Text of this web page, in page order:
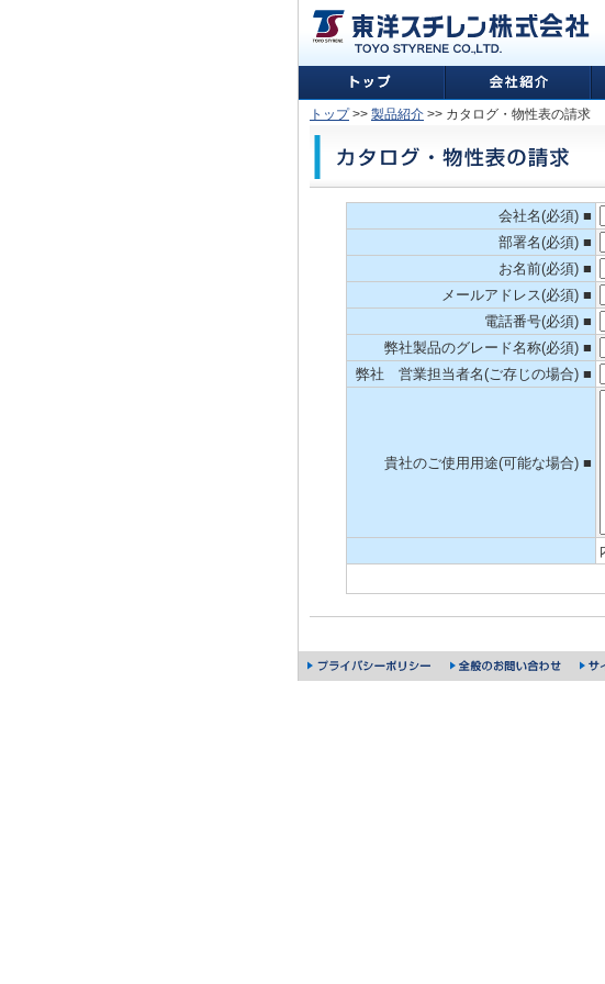
トップ>> 製品紹介 >> カタログ・物性表の請求
会社名(必須) ■
部署名(必須) ■
お名前(必須) ■
メールアドレス(必須) ■
電話番号(必須) ■
弊社製品のグレード名称(必須) ■
弊社 営業担当者名(ご存じの場合) ■
貴社のご使用用途(可能な場合) ■